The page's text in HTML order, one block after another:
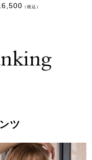
（税込）
ツ